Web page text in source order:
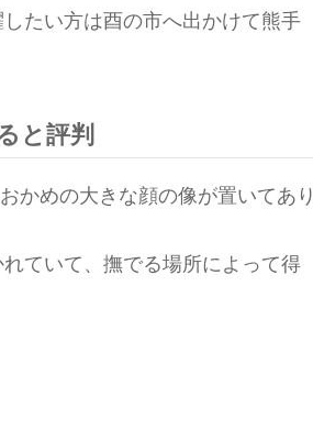
たい方は酉の市へ出かけて熊手
と評判
かめの大きな顔の像が置いてあり
ていて、撫でる場所によって得